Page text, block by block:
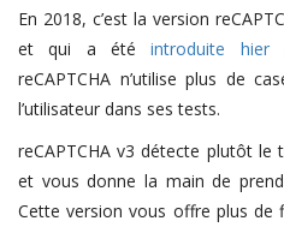
En 2018, c’est la version
et qui a étéintroduite hier
reCAPTCHA n’utilise plus de
l’utilisateur dans ses tests.
reCAPTCHA v3 détecte plutôt
et vous donne la main de
Cette version vous offre plus de